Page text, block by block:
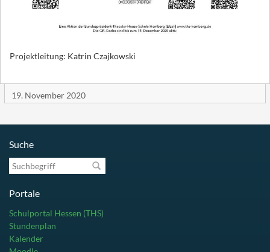
Projektleitung: Katrin Czajkowski
19. November 2020
Suche
Suchbegriff
Portale
Schulportal Hessen (THS)
Stundenplan
Kalender